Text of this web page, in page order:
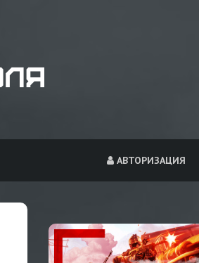
АВТОРИЗАЦИЯ